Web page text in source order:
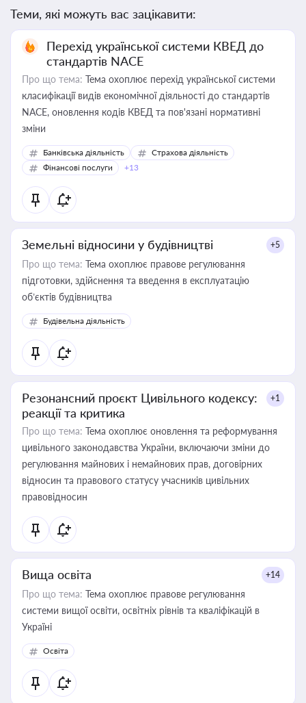
Теми, які можуть вас зацікавити:
Перехід української системи КВЕД до
стандартів NACE
Про що тема: Тема охоплює перехід української системи
класифікації видів економічної діяльності до стандартів
NACE, оновлення кодів КВЕД та пов'язані нормативні
зміни
Банківська діяльність
Страхова діяльність
Фінансові послуги
+13
Земельні відносини у будівництві +5
Про що тема: Тема охоплює правове регулювання
підготовки, здійснення та введення в експлуатацію
об’єктів будівництва
Будівельна діяльність
Резонансний проєкт Цивільного кодексу:
реакції та критика
+1
Про що тема: Тема охоплює оновлення та реформування
цивільного законодавства України, включаючи зміни до
регулювання майнових і немайнових прав, договірних
відносин та правового статусу учасників цивільних
правовідносин
Вища освіта +14
Про що тема: Тема охоплює правове регулювання
системи вищої освіти, освітніх рівнів та кваліфікацій в
Україні
Освіта